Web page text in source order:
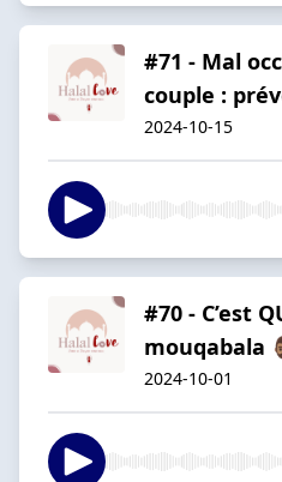
#71 - Mal
couple :
2024-10-15
#70 - C’est
mouqabala
2024-10-01